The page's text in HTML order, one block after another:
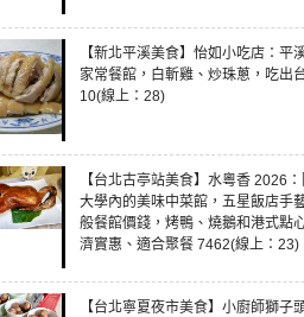
【新北平溪美食】怡如小吃店：平
家常餐館，白斬雞、炒珠蔥，吃出
10(線上：28)
【台北古亭站美食】水粵香 2026
大學內的美味中菜館，五星飯店手
般餐館價錢，烤鴨、燒鵝和港式點
濟實惠、適合聚餐 7462(線上：23)
【台北寧夏夜市美食】小廚師獅子